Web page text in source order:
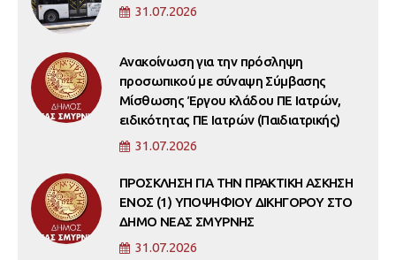
31.07.2026
Ανακοίνωση για την πρόσληψη
προσωπικού με σύναψη Σύμβασης
Μίσθωσης Έργου κλάδου ΠΕ Ιατρών,
ειδικότητας ΠΕ Ιατρών (Παιδιατρικής)
31.07.2026
ΠΡΟΣΚΛΗΣΗ ΓΙΑ ΤΗΝ ΠΡΑΚΤΙΚΗ ΑΣΚΗΣΗ
ΕΝΟΣ (1) ΥΠΟΨΗΦΙΟΥ ΔΙΚΗΓΟΡΟΥ ΣΤΟ
ΔΗΜΟ ΝΕΑΣ ΣΜΥΡΝΗΣ
31.07.2026